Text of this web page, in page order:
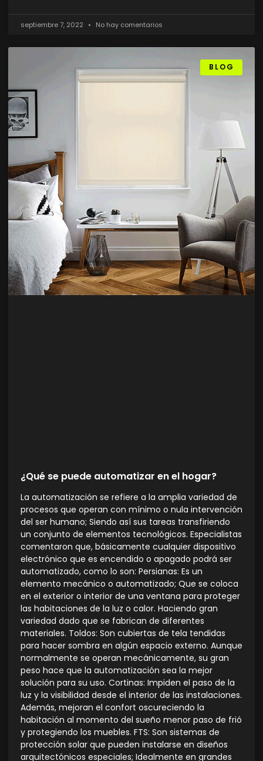
septiembre 7, 2022 No hay comentarios
BLOG
¿Qué se puede automatizar en el hogar?
La automatización se refiere a la amplia variedad de
procesos que operan con mínimo o nula intervención
del ser humano; Siendo así sus tareas transfiriendo
un conjunto de elementos tecnológicos. Especialistas
comentaron que, básicamente cualquier dispositivo
electrónico que es encendido o apagado podrá ser
automatizado, como lo son: Persianas: Es un
elemento mecánico o automatizado; Que se coloca
en el exterior o interior de una ventana para proteger
las habitaciones de la luz o calor. Haciendo gran
variedad dado que se fabrican de diferentes
materiales. Toldos: Son cubiertas de tela tendidas
para hacer sombra en algún espacio externo. Aunque
normalmente se operan mecánicamente, su gran
peso hace que la automatización sea la mejor
solución para su uso. Cortinas: Impiden el paso de la
luz y la visibilidad desde el interior de las instalaciones.
Además, mejoran el confort oscureciendo la
habitación al momento del sueño menor paso de frió
y protegiendo los muebles. FTS: Son sistemas de
protección solar que pueden instalarse en diseños
arquitectónicos especiales; Idealmente en grandes